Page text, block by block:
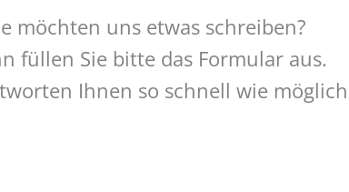
möchten uns etwas schreiben?
füllen Sie bitte das Formular aus.
Ihnen so schnell wie